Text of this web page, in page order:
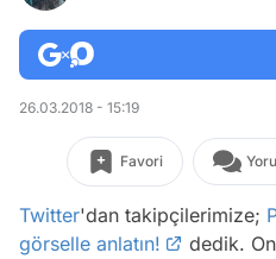
26.03.2018 - 15:19
Favori
Twitter'dan takipçilerimize;
görselle anlatın!
dedik.